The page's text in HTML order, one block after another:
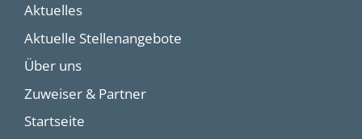
Aktuelles
Aktuelle Stellenangebote
Über uns
Zuweiser & Partner
Startseite